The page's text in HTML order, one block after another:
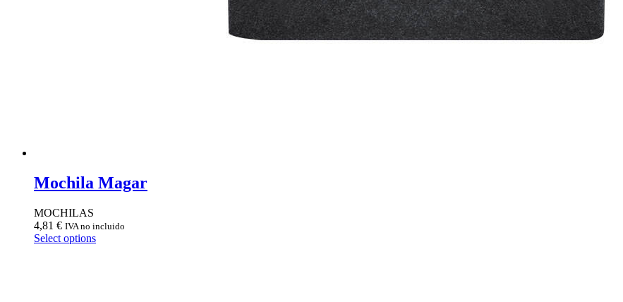
Mochila Magar
MOCHILAS
4,81 € IVA no incluido
Select options